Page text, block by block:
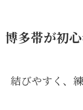
博多帯が初
結びやすく、